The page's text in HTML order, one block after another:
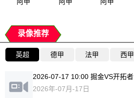
录像推荐
英超 德甲 法甲 西甲
2026-07-17 10:00 掘金VS开拓者
2026年-07月-17日